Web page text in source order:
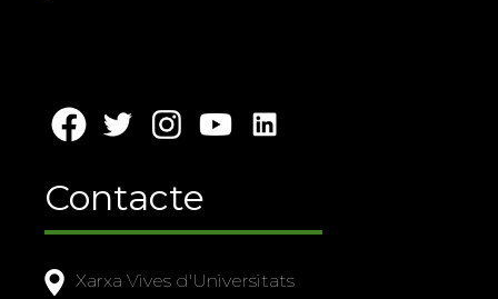
Contacte
Xarxa Vives d'Universitats